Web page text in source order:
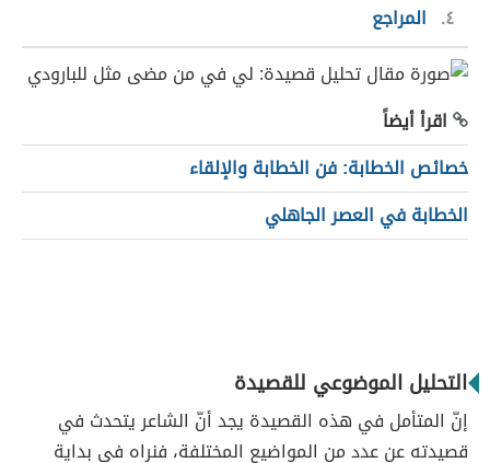
٤
المراجع
اقرأ أيضاً
خصائص الخطابة: فن الخطابة والإلقاء
الخطابة في العصر الجاهلي
التحليل الموضوعي للقصيدة
إنّ المتأمل في هذه القصيدة يجد أنّ الشاعر يتحدث في
قصيدته عن عدد من المواضيع المختلفة، فنراه في بداية